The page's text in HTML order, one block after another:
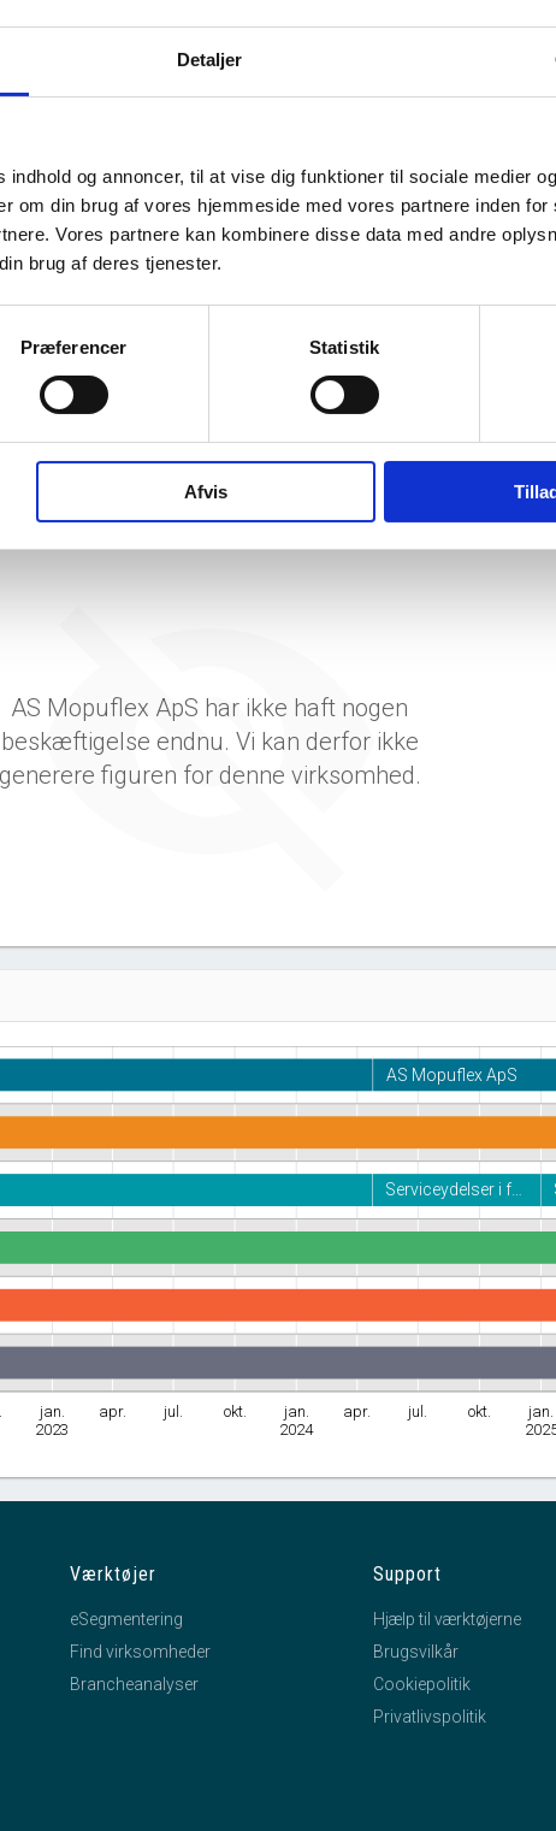
Detaljer
og annoncer, til at vise dig funktioner til sociale medier
om din brug af vores hjemmeside med vores partnere inden for
Vores partnere kan kombinere disse data med andre
brug af deres tjenester.
Præferencer Statistik
Afvis
2025-05
55,1
-
regnskabs-API. eStatistik henviser til Erhvervsstyrelsen ved eventuelle
AS Mopuflex ApS har ikke haft nogen
beskæftigelse endnu. Vi kan derfor ikke
generere figuren for denne virksomhed.
jan.
2023
apr. jul. okt.
jan.
2024
apr. jul. okt.
jan.
AS Mopuflex ApS
Serviceydelser i f…
Værktøjer
eSegmentering
Find virksomheder
Brancheanalyser
Support
Hjælp til værktøjerne
Brugsvilkår
Cookiepolitik
Privatlivspolitik